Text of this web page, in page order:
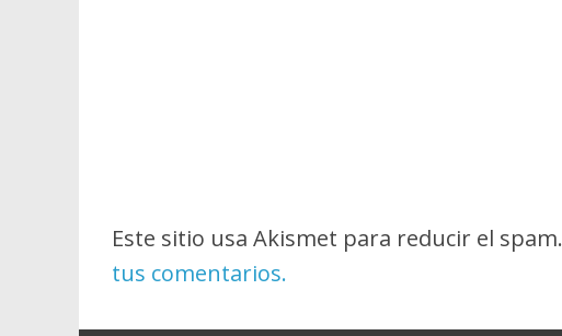
Este sitio usa Akismet para reducir el spam.
tus comentarios.